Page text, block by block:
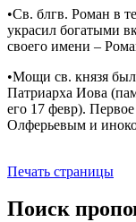
•Св. блгв. Роман в
украсил богатыми
своего имени –
•Мощи св. князя
Патриарха Иова
его 17 февр).
Олферьевым и
Печать страницы
Поиск